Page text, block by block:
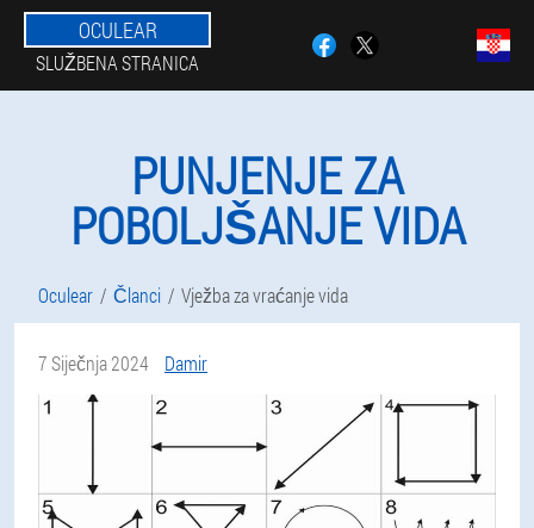
OCULEAR
SLUŽBENA STRANICA
PUNJENJE ZA
POBOLJŠANJE VIDA
Oculear Članci Vježba za vraćanje vida
7 Siječnja 2024 Damir